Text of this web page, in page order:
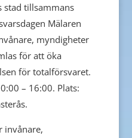
stad tillsammans
Mälaren
myndigheter
för att öka
för totalförsvaret.
– 16:00. Plats:
invånare,